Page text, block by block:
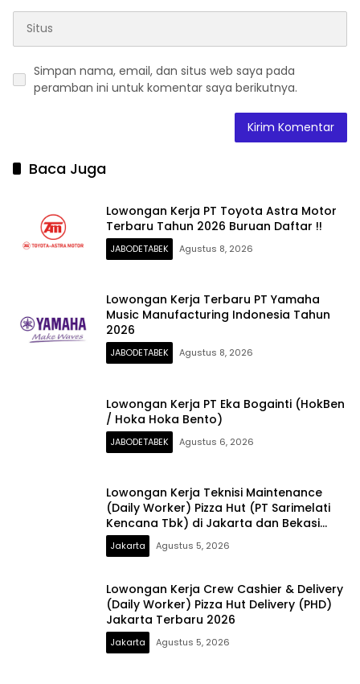
Simpan nama, email, dan situs web saya pada
peramban ini untuk komentar saya berikutnya.
Baca Juga
Lowongan Kerja PT Toyota Astra Motor
Terbaru Tahun 2026 Buruan Daftar !!
JABODETABEK Agustus 8, 2026
Lowongan Kerja Terbaru PT Yamaha
Music Manufacturing Indonesia Tahun
2026
JABODETABEK Agustus 8, 2026
Lowongan Kerja PT Eka Bogainti (HokBen
/ Hoka Hoka Bento)
JABODETABEK Agustus 6, 2026
Lowongan Kerja Teknisi Maintenance
(Daily Worker) Pizza Hut (PT Sarimelati
Kencana Tbk) di Jakarta dan Bekasi
2026
Jakarta Agustus 5, 2026
Lowongan Kerja Crew Cashier & Delivery
(Daily Worker) Pizza Hut Delivery (PHD)
Jakarta Terbaru 2026
Jakarta Agustus 5, 2026